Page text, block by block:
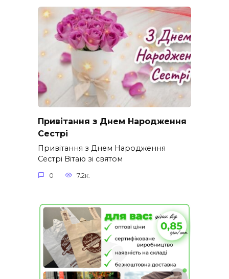
Привітання з Днем Народження
Сестрі
Привітання з Днем Народження
Сестрі Вітаю зі святом
0 7.2к.